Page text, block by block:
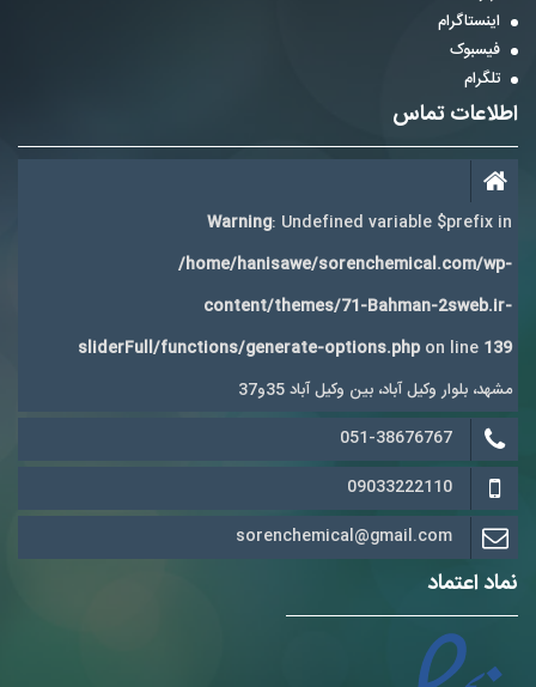
اینستاگرام
فیسبوک
تلگرام
اطلاعات تماس
Warning: Undefined variable $prefix in
/home/hanisawe/sorenchemical.com/wp-
content/themes/71-Bahman-2sweb.ir-
sliderFull/functions/generate-options.php on line 139
مشهد، بلوار وکیل آباد، بین وکیل آباد 35و37
051-38676767
09033222110
sorenchemical@gmail.com
نماد اعتماد